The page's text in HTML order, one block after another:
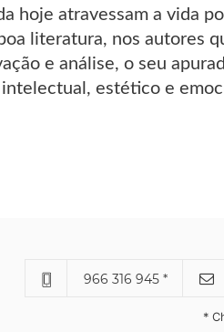
hoje atravessam a vida
literatura, nos autores
e análise, o seu
estético e
966 316 945 *
*